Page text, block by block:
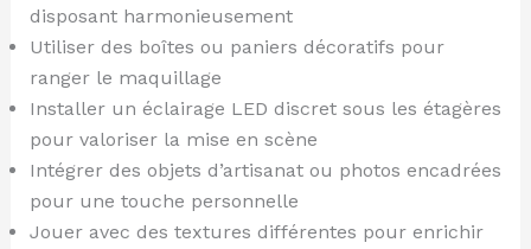
disposant harmonieusement
Utiliser des boîtes ou paniers décoratifs pour
ranger le maquillage
Installer un éclairage LED discret sous les étagères
pour valoriser la mise en scène
Intégrer des objets d’artisanat ou photos encadrées
pour une touche personnelle
Jouer avec des textures différentes pour enrichir